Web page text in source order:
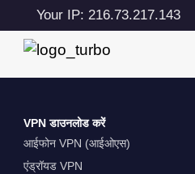
Your IP: 216.73.217.143
VPN डाउनलोड करें
आईफोन VPN (आईओएस)
एंड्रॉयड VPN